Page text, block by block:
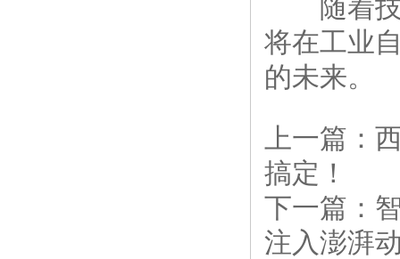
随着技
将在工业
的未来。
上一篇：
搞定！
下一篇：
注入澎湃